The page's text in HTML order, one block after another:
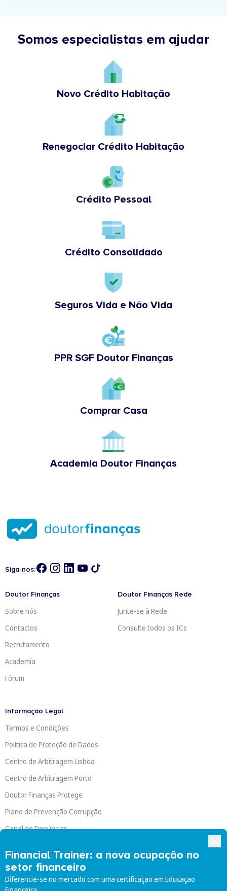
Somos especialistas em ajudar
Novo Crédito Habitação
Renegociar Crédito Habitação
Crédito Pessoal
Crédito Consolidado
Seguros Vida e Não Vida
PPR SGF Doutor Finanças
Comprar Casa
Academia Doutor Finanças
Financial Trainer: a nova ocupação no
setor financeiro
Diferencie-se no mercado com uma certificação em Educação
Siga-nos:
Doutor Finanças
Sobre nós
Contactos
Recrutamento
Academia
Fórum
Doutor Finanças Rede
Junte-se à Rede
Consulte todos os ICs
Informação Legal
Termos e Condições
Política de Proteção de Dados
Centro de Arbitragem Lisboa
Centro de Arbitragem Porto
Doutor Finanças Protege
Plano de Prevenção Corrupção
Canal de Denúncias